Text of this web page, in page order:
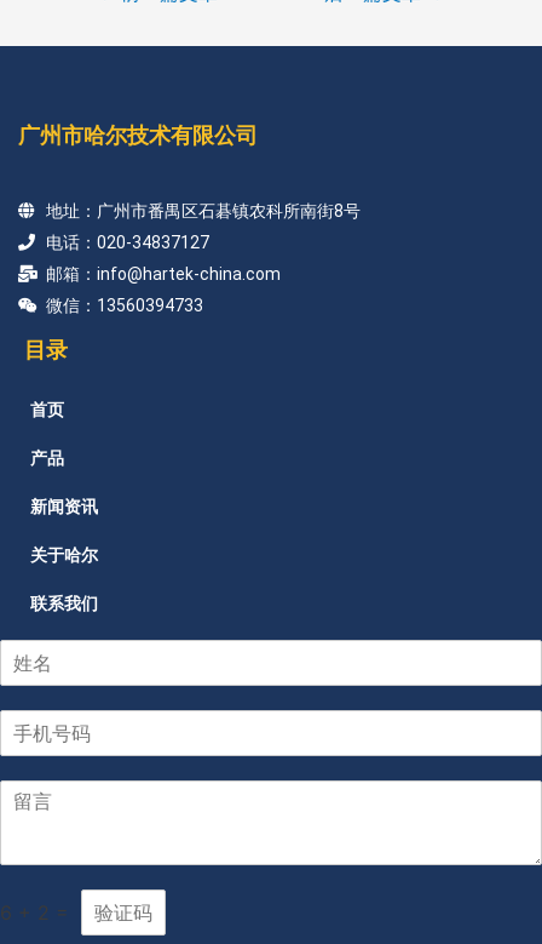
广州市哈尔技术有限公司
地址：广州市番禺区石碁镇农科所南街8号
电话：020-34837127
邮箱：info@hartek-china.com
微信：13560394733
目录
首页
产品
新闻资讯
关于哈尔
联系我们
6 + 2 =